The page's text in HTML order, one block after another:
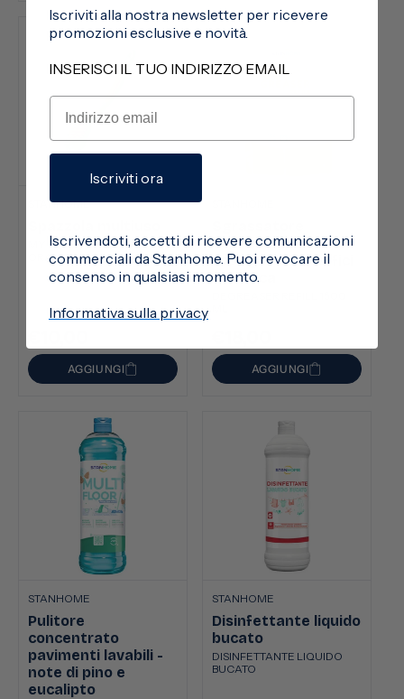
STANHOME
MY BRUSH GREEN &
ORANGE
di
listino
AGGIUNGI
concentrato
stoviglie e superfici
- ricarica
di
listino
AGGIUNGI
STANHOME
Pulitore
concentrato
pavimenti lavabili -
note di pino e
eucalipto
STANHOME
Disinfettante liquido
bucato
DISINFETTANTE LIQUIDO
BUCATO
Iscriviti alla nostra newsletter per ricevere
promozioni esclusive e novità.
INSERISCI IL TUO INDIRIZZO EMAIL
Iscriviti ora
Iscrivendoti, accetti di ricevere comunicazioni
commerciali da Stanhome. Puoi revocare il
consenso in qualsiasi momento.
Informativa sulla privacy